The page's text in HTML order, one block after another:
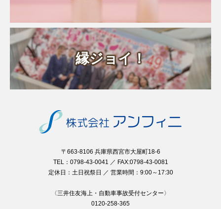
縁ジョイ！
〒663-8106 兵庫県西宮市大屋町18-6
TEL：0798-43-0041 ／ FAX:0798-43-0081
定休日：土日祝祭日 ／ 営業時間：9:00～17:30
〈三井住友海上・自動車事故受付センター〉
0120-258-365